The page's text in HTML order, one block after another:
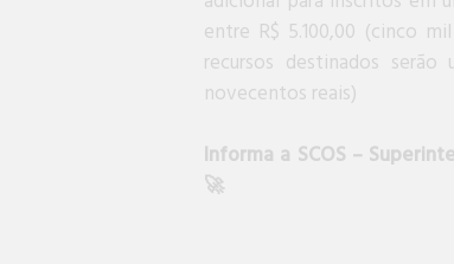
entre R$ 5.100,00 (cinco
recursos destinados
novecentos reais)
Informa a SCOS –
🚀